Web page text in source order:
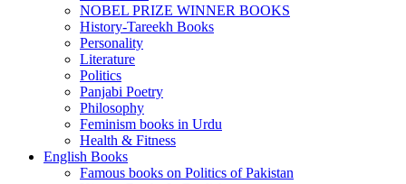
NOBEL PRIZE WINNER BOOKS
History-Tareekh Books
Personality
Literature
Politics
Panjabi Poetry
Philosophy
Feminism books in Urdu
Health & Fitness
English Books
Famous books on Politics of Pakistan